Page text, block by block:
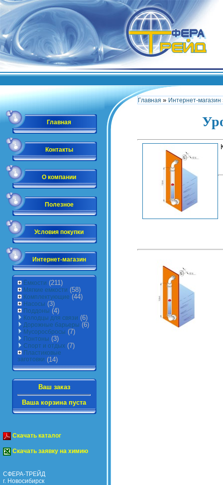
Главная
Контакты
О компании
Полезное
Условия покупки
Интернет-магазин
Ёмкости (211)
Мягкие емкости (58)
Комплектующие (44)
Насосы (3)
Поддоны (4)
Колодцы для связи (6)
Дорожные барьеры (6)
Мусоросбросы (7)
Понтоны (3)
Спорт и отдых (7)
Пластиковые
заготовки (14)
Ваш заказ
Ваша корзина пуста
Скачать каталог
Скачать заявку на химию
СФЕРА-ТРЕЙД
г. Новосибирск
Главная » Интернет-магазин